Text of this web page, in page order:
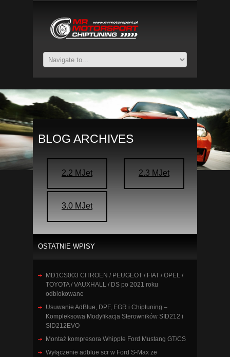
BLOG ARCHIVES
2.2 MJet 2.3 MJet
3.0 MJet
OSTATNIE WPISY
MD1CS003 CITROEN / PEUGEOT / FIAT / OPEL /
TOYOTA / VAUXHALL / DS po 2021 roku
odblokowane
Usuwanie AdBlue, DPF, EGR i Chiptuning –
Kompleksowa Modyfikacja Sterowników SID212 i
SID212EVO
Montaż kompresora Whipple Ford Mustang GT/CS
Wyłączenie adblue scr w Ford S-Max ze